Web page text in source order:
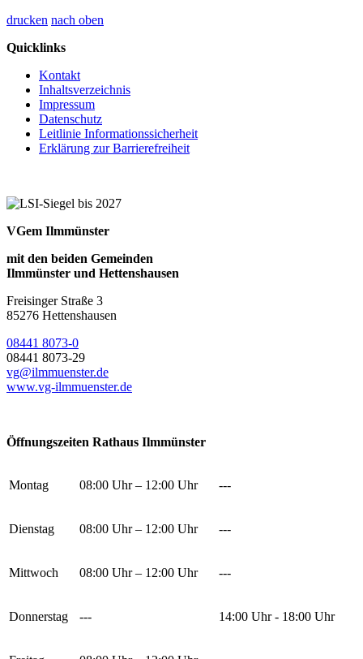
drucken nach oben
Quicklinks
Kontakt
Inhaltsverzeichnis
Impressum
Datenschutz
Leitlinie Informationssicherheit
Erklärung zur Barrierefreiheit
VGem Ilmmünster
mit den beiden Gemeinden
Ilmmünster und Hettenshausen
Freisinger Straße 3
85276 Hettenshausen
08441 8073-0
08441 8073-29
vg@ilmmuenster.de
www.vg-ilmmuenster.de
Öffnungszeiten Rathaus Ilmmünster
Montag 08:00 Uhr – 12:00 Uhr ---
Dienstag 08:00 Uhr – 12:00 Uhr ---
Mittwoch 08:00 Uhr – 12:00 Uhr ---
Donnerstag --- 14:00 Uhr - 18:00 Uhr